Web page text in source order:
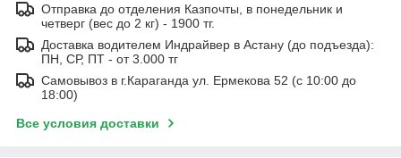
Отправка до отделения Казпочты, в понедельник и
четверг (вес до 2 кг) - 1900 тг.
Доставка водителем Индрайвер в Астану (до подъезда):
ПН, СР, ПТ - от 3.000 тг
Самовывоз в г.Караганда ул. Ермекова 52 (с 10:00 до
18:00)
Все условия доставки